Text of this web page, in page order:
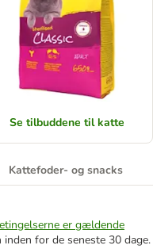
Se tilbuddene til katte
Kattefoder- og snacks
er gældende
for de seneste 30 dage.